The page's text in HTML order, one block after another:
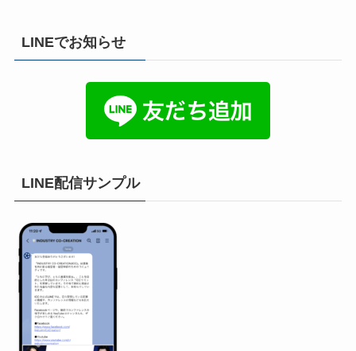
LINEでお知らせ
LINE配信サンプル